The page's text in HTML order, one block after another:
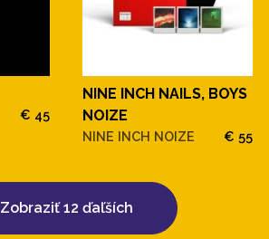
€ 45
NINE INCH NAILS, BOYS
NOIZE
NINE INCH NOIZE € 55
Zobraziť 12 ďaľších